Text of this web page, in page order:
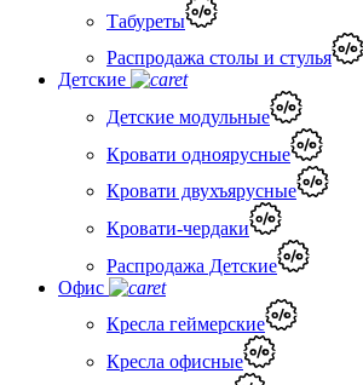
Табуреты
Распродажа столы и стулья
Детские
Детские модульные
Кровати одноярусные
Кровати двухъярусные
Кровати-чердаки
Распродажа Детские
Офис
Кресла геймерские
Кресла офисные